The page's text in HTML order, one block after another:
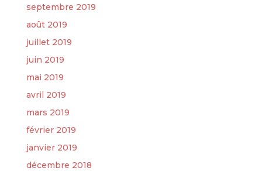
septembre 2019
août 2019
juillet 2019
juin 2019
mai 2019
avril 2019
mars 2019
février 2019
janvier 2019
décembre 2018